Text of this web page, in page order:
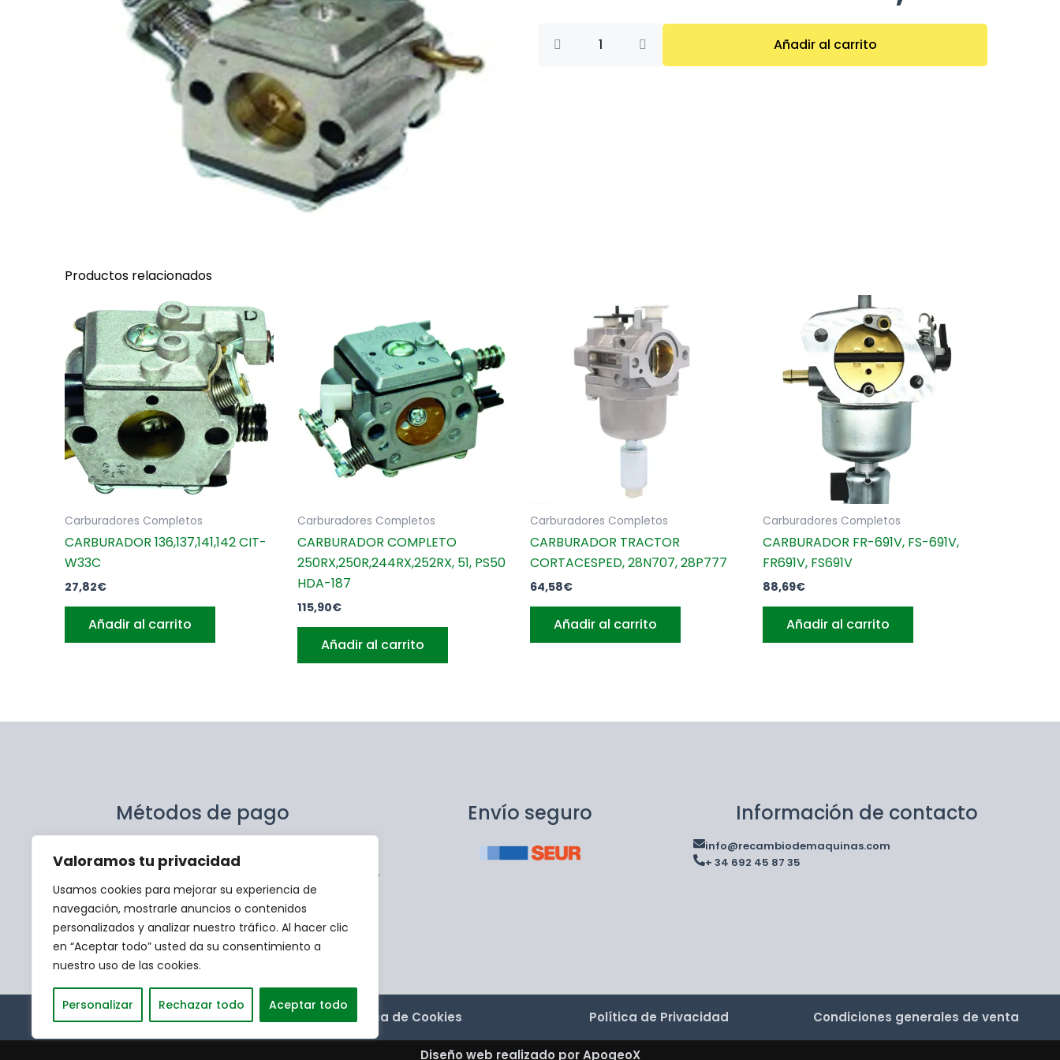
Valoramos tu privacidad
Usamos cookies para mejorar su experiencia de
navegación, mostrarle anuncios o contenidos
personalizados y analizar nuestro tráfico. Al hacer clic
en “Aceptar todo” usted da su consentimiento a
nuestro uso de las cookies.
Personalizar Rechazar todo Aceptar todo
COMPLETO
Añadir al carrito
Productos relacionados
Carburadores Completos
CARBURADOR 136,137,141,142 CIT-
W33C
27,82€
Añadir al carrito
Carburadores Completos
CARBURADOR COMPLETO
250RX,250R,244RX,252RX, 51, PS50
HDA-187
115,90€
Añadir al carrito
Carburadores Completos
CARBURADOR TRACTOR
CORTACESPED, 28N707, 28P777
64,58€
Añadir al carrito
Carburadores Completos
CARBURADOR FR-691V, FS-691V,
FR691V, FS691V
88,69€
Añadir al carrito
Métodos de pago
Transferencia
Envío seguro Información de contacto
info@recambiodemaquinas.com
+ 34 692 45 87 35
Aviso Legal Política de Cookies Política de Privacidad Condiciones generales de venta
Diseño web realizado por ApogeoX